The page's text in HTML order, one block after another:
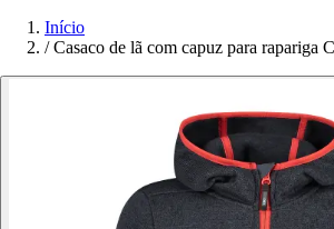
Início
/ Casaco de lã com capuz para rapariga